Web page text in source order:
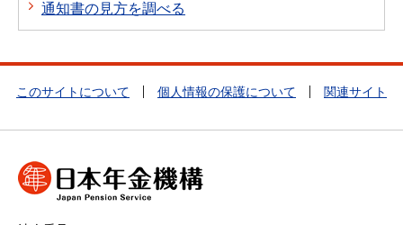
通知書の見方を調べる
このサイトについて 個人情報の保護について 関連サイト